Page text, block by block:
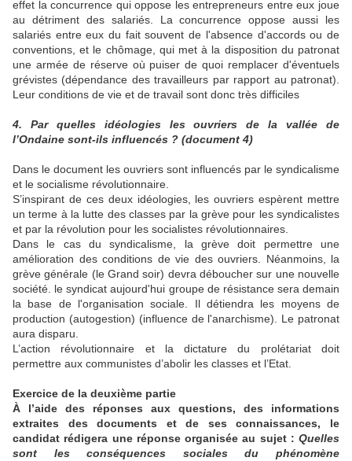
effet la concurrence qui oppose les entrepreneurs entre eux joue
au détriment des salariés. La concurrence oppose aussi les
salariés entre eux du fait souvent de l'absence d'accords ou de
conventions, et le chômage, qui met à la disposition du patronat
une armée de réserve où puiser de quoi remplacer d'éventuels
grévistes (dépendance des travailleurs par rapport au patronat).
Leur conditions de vie et de travail sont donc très difficiles
4. Par quelles idéologies les ouvriers de la vallée de
l’Ondaine sont-ils influencés ? (document 4)
Dans le document les ouvriers sont influencés par le syndicalisme
et le socialisme révolutionnaire.
S’inspirant de ces deux idéologies, les ouvriers espèrent mettre
un terme à la lutte des classes par la grève pour les syndicalistes
et par la révolution pour les socialistes révolutionnaires.
Dans le cas du syndicalisme, la grève doit permettre une
amélioration des conditions de vie des ouvriers. Néanmoins, la
grève générale (le Grand soir) devra déboucher sur une nouvelle
société. le syndicat aujourd'hui groupe de résistance sera demain
la base de l'organisation sociale. Il détiendra les moyens de
production (autogestion) (influence de l'anarchisme). Le patronat
aura disparu.
L’action révolutionnaire et la dictature du prolétariat doit
permettre aux communistes d’abolir les classes et l’Etat.
Exercice de la deuxième partie
À l’aide des réponses aux questions, des informations
extraites des documents et de ses connaissances, le
candidat rédigera une réponse organisée au sujet : Quelles
sont les conséquences sociales du phénomène